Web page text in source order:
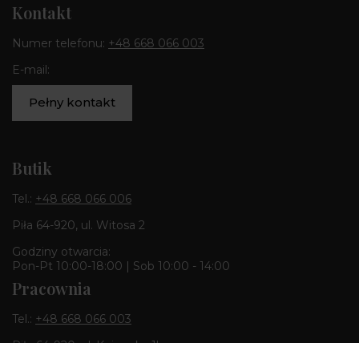
Kontakt
Numer telefonu: +48 668 066 003
E-mail:
Pełny kontakt
Butik
Tel.: +48 668 066 006
Piła 64-920, ul. Witosa 2
Godziny otwarcia:
Pon-Pt 10:00-18:00 | Sob 10:00 - 14:00
Pracownia
Tel.: +48 668 066 003